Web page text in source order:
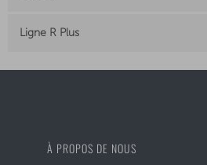
Ligne R Plus
À PROPOS DE NOUS